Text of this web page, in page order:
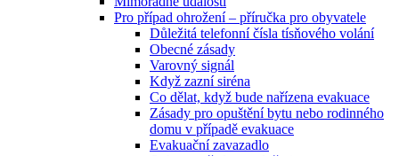
Pro případ ohrožení – příručka pro obyvatele
Důležitá telefonní čísla tísňového volání
Obecné zásady
Varovný signál
Když zazní siréna
Co dělat, když bude nařízena evakuace
Zásady pro opuštění bytu nebo rodinného
domu v případě evakuace
Evakuační zavazadlo